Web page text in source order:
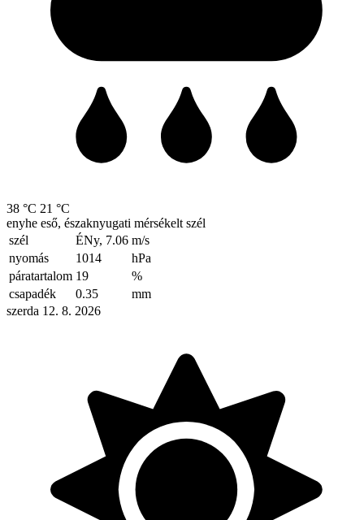
38 °C 21 °C
enyhe eső, északnyugati mérsékelt szél
szél
ÉNy, 7.06 m/s
nyomás
1014
hPa
páratartalom 19
%
csapadék
0.35
mm
szerda 12. 8. 2026